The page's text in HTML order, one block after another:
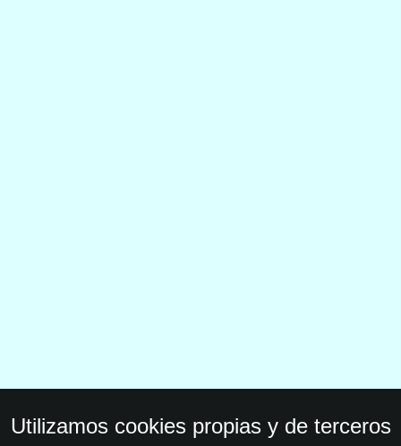
Utilizamos cookies propias y de terceros